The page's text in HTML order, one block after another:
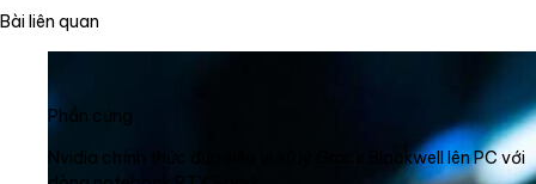
Bài liên quan
Phần cứng
Nvidia chính thức đưa siêu vi xử lý Grace Blackwell lên PC với